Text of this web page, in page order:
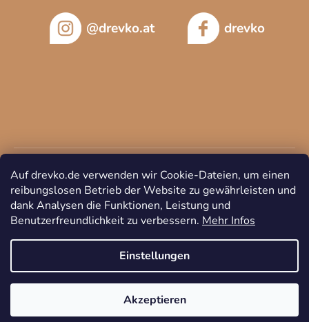
Auf drevko.de verwenden wir Cookie-Dateien, um einen
reibungslosen Betrieb der Website zu gewährleisten und
dank Analysen die Funktionen, Leistung und
Benutzerfreundlichkeit zu verbessern. Mehr Infos
Einstellungen
Akzeptieren
@drevko.at drevko
Erstellt von Shoptet
Copyright 2026DREVKO. Alle Rechte vorbehalten.